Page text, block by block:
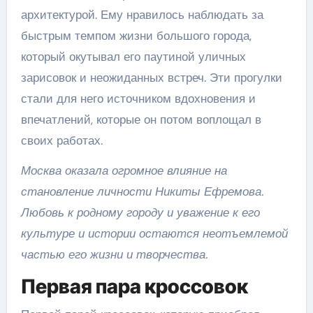
архитектурой. Ему нравилось наблюдать за
быстрым темпом жизни большого города,
который окутывал его паутиной уличных
зарисовок и неожиданных встреч. Эти прогулки
стали для него источником вдохновения и
впечатлений, которые он потом воплощал в
своих работах.
Москва оказала огромное влияние на
становление личности Никиты Ефремова.
Любовь к родному городу и уважение к его
культуре и истории остаются неотъемлемой
частью его жизни и творчества.
Первая пара кроссовок